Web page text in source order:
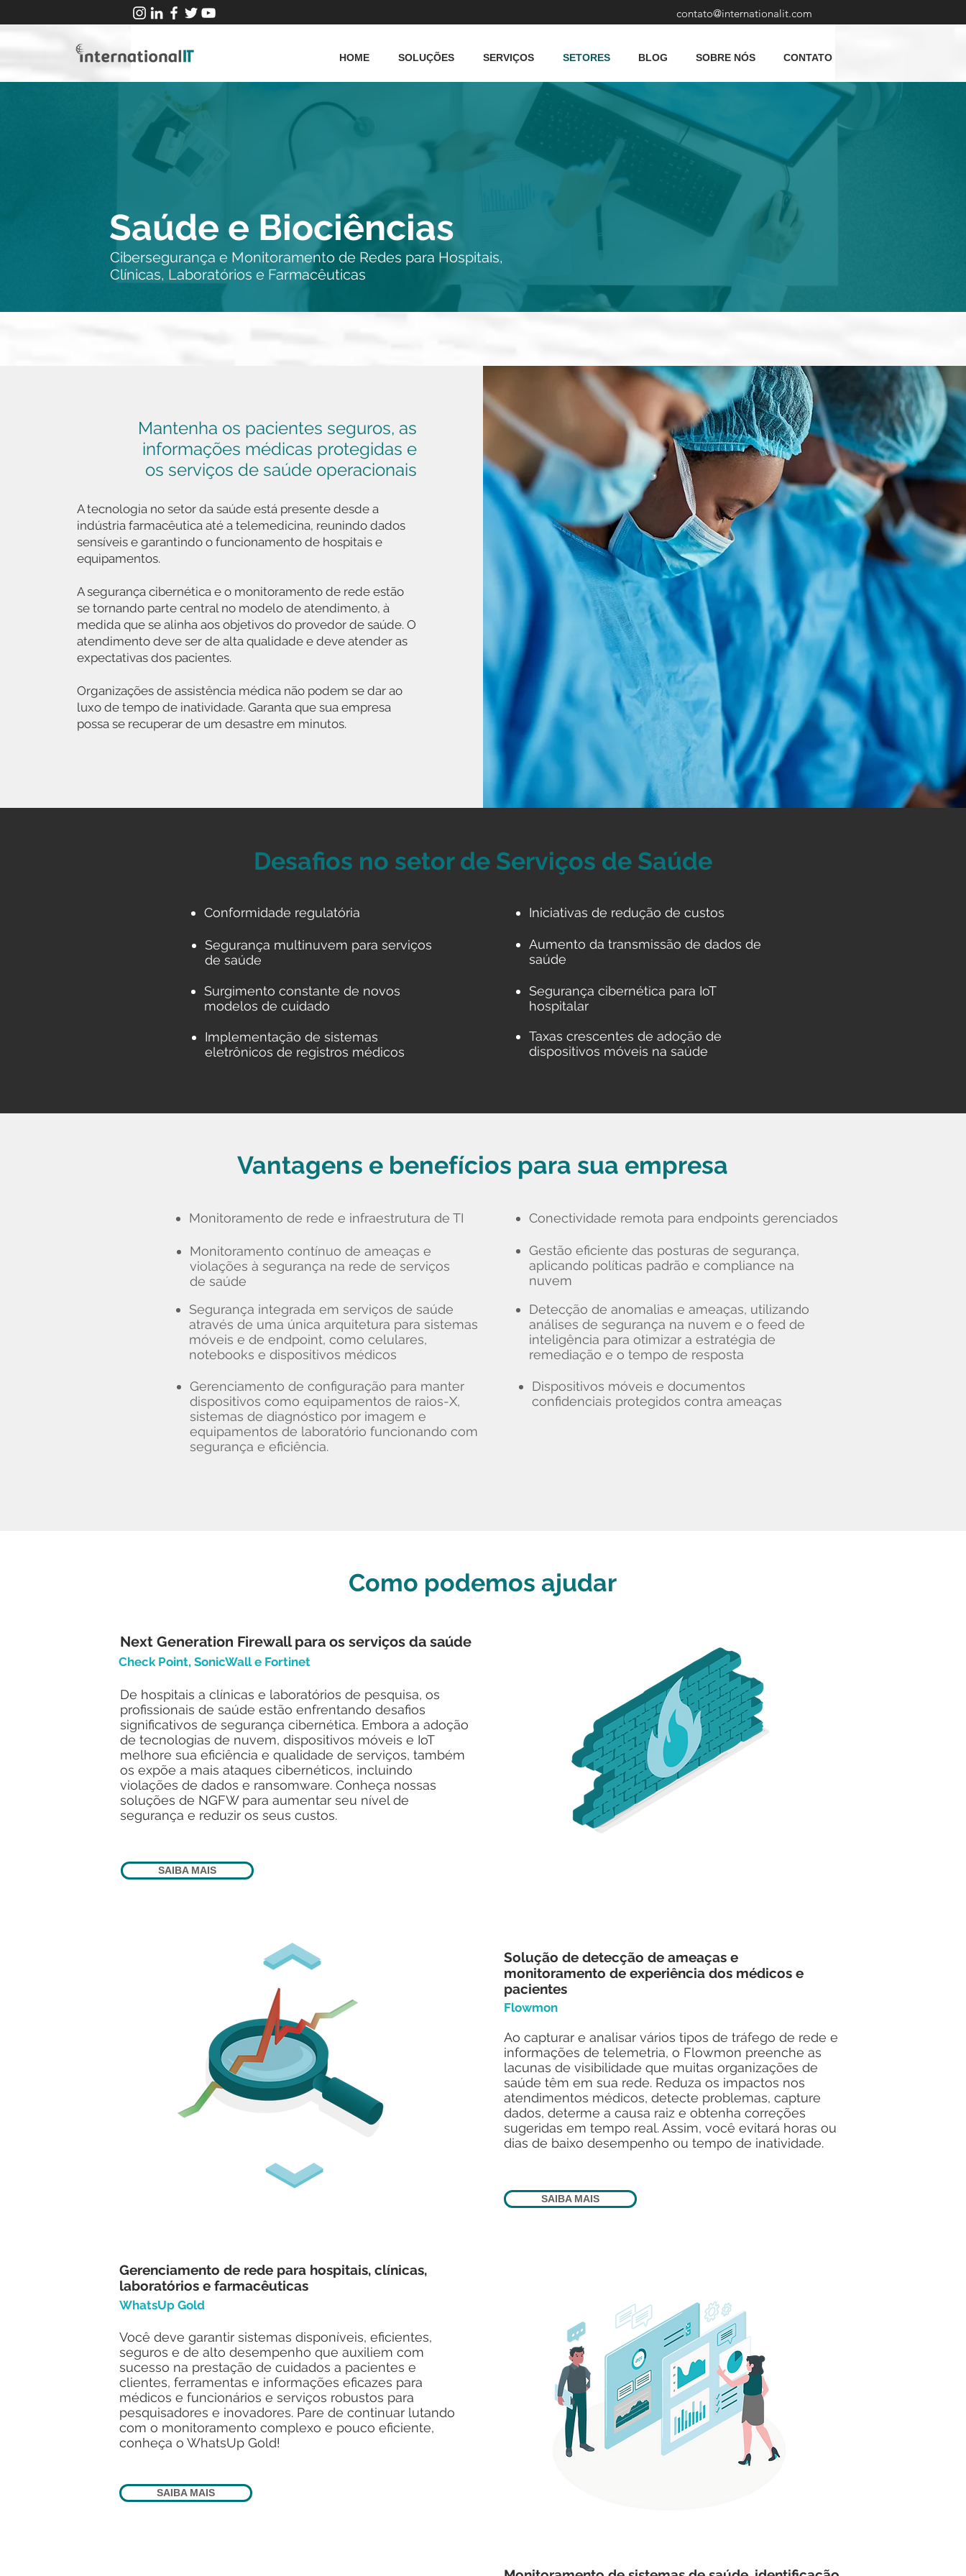
contato@internationalit.com
HOME SOLUÇÕES SERVIÇOS SETORES BLOG SOBRE NÓS CONTATO
Saúde e Biociências
Cibersegurança e Monitoramento de Redes para Hospitais,
Clínicas, Laboratórios e Farmacêuticas
Mantenha os pacientes seguros, as
informações médicas protegidas e
os serviços de saúde operacionais
A tecnologia no setor da saúde está presente desde a
indústria farmacêutica até a telemedicina, reunindo dados
sensíveis e garantindo o funcionamento de hospitais e
equipamentos.
A segurança cibernética e o monitoramento de rede estão
se tornando parte central no modelo de atendimento, à
medida que se alinha aos objetivos do provedor de saúde. O
atendimento deve ser de alta qualidade e deve atender as
expectativas dos pacientes.
Organizações de assistência médica não podem se dar ao
luxo de tempo de inatividade. Garanta que sua empresa
possa se recuperar de um desastre em minutos.
Desafios no setor de Serviços de Saúde
Conformidade regulatória
Segurança multinuvem para serviços
de saúde
Surgimento constante de novos
modelos de cuidado
Implementação de sistemas
eletrônicos de registros médicos
Iniciativas de redução de custos
Aumento da transmissão de dados de
saúde
Segurança cibernética para IoT
hospitalar
Taxas crescentes de adoção de
dispositivos móveis na saúde
Vantagens e benefícios para sua empresa
Monitoramento de rede e infraestrutura de TI
Monitoramento contínuo de ameaças e
violações à segurança na rede de serviços
de saúde
Segurança integrada em serviços de saúde
através de uma única arquitetura para sistemas
móveis e de endpoint, como celulares,
notebooks e dispositivos médicos
Gerenciamento de configuração para manter
dispositivos como equipamentos de raios-X,
sistemas de diagnóstico por imagem e
equipamentos de laboratório funcionando com
segurança e eficiência.
Conectividade remota para endpoints gerenciados
Gestão eficiente das posturas de segurança,
aplicando políticas padrão e compliance na
nuvem
Detecção de anomalias e ameaças, utilizando
análises de segurança na nuvem e o feed de
inteligência para otimizar a estratégia de
remediação e o tempo de resposta
Dispositivos móveis e documentos
confidenciais protegidos contra ameaças
Como podemos ajudar
Next Generation Firewall para os serviços da saúde
De hospitais a clínicas e laboratórios de pesquisa, os
profissionais de saúde estão enfrentando desafios
significativos de segurança cibernética. Embora a adoção
de tecnologias de nuvem, dispositivos móveis e IoT
melhore sua eficiência e qualidade de serviços, também
os expõe a mais ataques cibernéticos, incluindo
violações de dados e ransomware. Conheça nossas
soluções de NGFW para aumentar seu nível de
segurança e reduzir os seus custos.
Check Point, SonicWall e Fortinet
SAIBA MAIS
Gerenciamento de rede para hospitais, clínicas,
laboratórios e farmacêuticas
WhatsUp Gold
Você deve garantir sistemas disponíveis, eficientes,
seguros e de alto desempenho que auxiliem com
sucesso na prestação de cuidados a pacientes e
clientes, ferramentas e informações eficazes para
médicos e funcionários e serviços robustos para
pesquisadores e inovadores. Pare de continuar lutando
com o monitoramento complexo e pouco eficiente,
conheça o WhatsUp Gold!
SAIBA MAIS
Solução de detecção de ameaças e
monitoramento de experiência dos médicos e
pacientes
Flowmon
Ao capturar e analisar vários tipos de tráfego de rede e
informações de telemetria, o Flowmon preenche as
lacunas de visibilidade que muitas organizações de
saúde têm em sua rede. Reduza os impactos nos
atendimentos médicos, detecte problemas, capture
dados, determe a causa raiz e obtenha correções
sugeridas em tempo real. Assim, você evitará horas ou
dias de baixo desempenho ou tempo de inatividade.
SAIBA MAIS